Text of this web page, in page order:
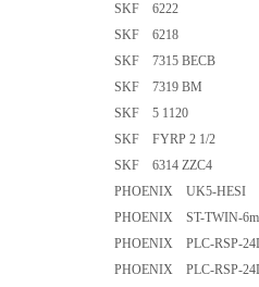
SKF 6222
SKF 6218
SKF 7315 BECB
SKF 7319 BM
SKF 5 1120
SKF FYRP 2 1/2
SKF 6314 ZZC4
PHOENIX UK5-HESI
PHOENIX ST-TWIN-
PHOENIX PLC-RSP-
PHOENIX PLC-RSP-